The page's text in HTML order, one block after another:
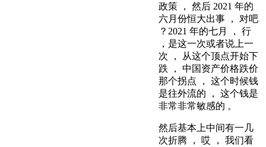
政策 ， 然后 2021 年的
六月份恒大出事 ， 对吧
？2021 年的七月 ， 行
，是这一次或者说上一
次 ， 从这个顶点开始下
跌 ， 中国资产价格跌价
那个拐点 ， 这个时候钱
是往外流的 ， 这个钱是
非常非常敏感的 。
然后基本上中间有一几
次折腾 ， 哎 ， 我们看